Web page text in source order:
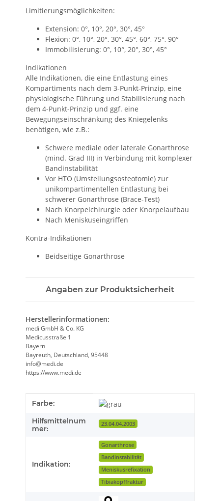
Limitierungsmöglichkeiten:
Extension: 0°, 10°, 20°, 30°, 45°
Flexion: 0°, 10°, 20°, 30°, 45°, 60°, 75°, 90°
Immobilisierung: 0°, 10°, 20°, 30°, 45°
Indikationen
Alle Indikationen, die eine Entlastung eines
Kompartiments nach dem 3-Punkt-Prinzip, eine
physiologische Führung und Stabilisierung nach
dem 4-Punkt-Prinzip und ggf. eine
Bewegungseinschränkung des Kniegelenks
benötigen, wie z.B.:
Schwere mediale oder laterale Gonarthrose
(mind. Grad III) in Verbindung mit komplexer
Bandinstabilität
Vor HTO (Umstellungsosteotomie) zur
unikompartimentellen Entlastung bei
schwerer Gonarthrose (Brace-Test)
Nach Knorpelchirurgie oder Knorpelaufbau
Nach Meniskuseingriffen
Kontra-Indikationen
Beidseitige Gonarthrose
Angaben zur Produktsicherheit
Herstellerinformationen:
medi GmbH & Co. KG
Medicusstraße 1
Bayern
Bayreuth, Deutschland, 95448
info@medi.de
https://www.medi.de
Produkteigenschaft
Wert
Farbe:
Hilfsmittelnum
mer:
23.04.04.2003
Indikation:
Gonarthrose
Bandinstabilität
Meniskusrefixation
Tibiakopffraktur